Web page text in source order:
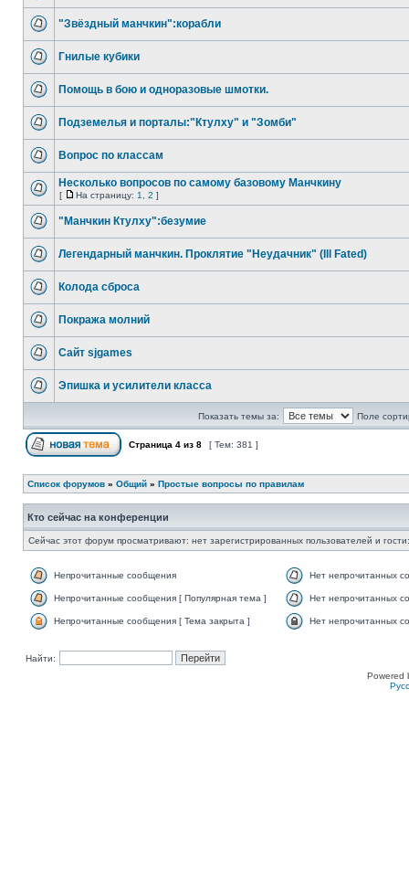
"Звёздный манчкин":корабли
Гнилые кубики
Помощь в бою и одноразовые шмотки.
Подземелья и порталы:"Ктулху" и "Зомби"
Вопрос по классам
Несколько вопросов по самому базовому Манчкину
[ На страницу: 1 2 ]
"Манчкин Ктулху":безумие
Легендарный манчкин. Проклятие "Неудачник" (Ill Fated)
Колода сброса
Покража молний
Сайт sjgames
Эпишка и усилители класса
Показать темы за: Поле
Страница 4 из 8 [ Тем: 381 ]
Список форумов » Общий » Простые вопросы по правилам
Кто сейчас на конференции
Сейчас этот форум просматривают: нет зарегистрированных пользователей и
Непрочитанные сообщения Нет непрочитанных
Непрочитанные сообщения [ Популярная тема ] Нет непрочитанных
Непрочитанные сообщения [ Тема закрыта ] Нет непрочитанных
Найти:
Powered